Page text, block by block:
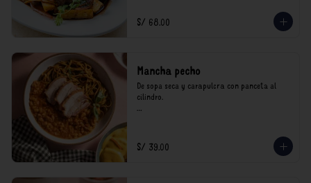
consumo.
S/ 68.00
Mancha pecho
De sopa seca y carapulcra con panceta al
cilindro.
consumo.
S/ 39.00